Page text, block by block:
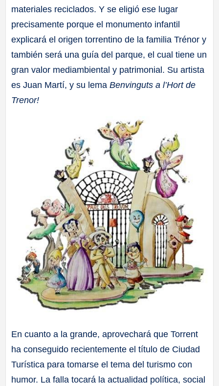
materiales reciclados. Y se eligió ese lugar
precisamente porque el monumento infantil
explicará el origen torrentino de la familia Trénor y
también será una guía del parque, el cual tiene un
gran valor mediambiental y patrimonial. Su artista
es Juan Martí, y su lemaBenvinguts a l’Hort de
Trenor!
En cuanto a la grande, aprovechará que Torrent
ha conseguido recientemente el título de Ciudad
Turística para tomarse el tema del turismo con
humor. La falla tocará la actualidad política, social